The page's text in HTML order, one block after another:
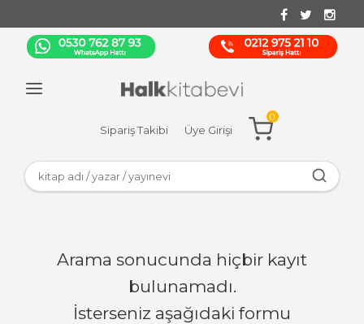
Sipariş Takibi Üye Girişi
0
Arama sonucunda hiçbir kayıt
bulunamadı.
İsterseniz aşağıdaki formu